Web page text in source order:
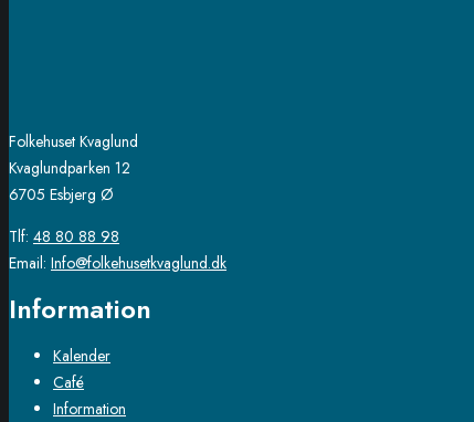
Folkehuset Kvaglund
Kvaglundparken 12
6705 Esbjerg Ø
Tlf: 48 80 88 98
Email: Info@folkehusetkvaglund.dk
Information
Kalender
Café
Information